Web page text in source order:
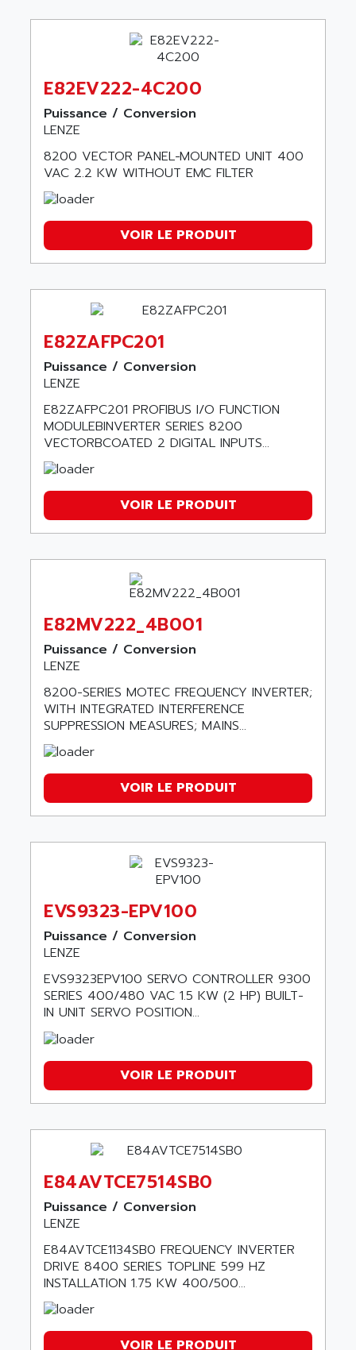
E82EV222-4C200
Puissance / Conversion
LENZE
8200 VECTOR PANEL−MOUNTED UNIT 400
VAC 2.2 KW WITHOUT EMC FILTER
VOIR LE PRODUIT
E82ZAFPC201
Puissance / Conversion
LENZE
E82ZAFPC201 PROFIBUS I/O FUNCTION
MODULEBINVERTER SERIES 8200
VECTORBCOATED 2 DIGITAL INPUTS...
VOIR LE PRODUIT
E82MV222_4B001
Puissance / Conversion
LENZE
8200-SERIES MOTEC FREQUENCY INVERTER;
WITH INTEGRATED INTERFERENCE
SUPPRESSION MEASURES; MAINS...
VOIR LE PRODUIT
EVS9323-EPV100
Puissance / Conversion
LENZE
EVS9323EPV100 SERVO CONTROLLER 9300
SERIES 400/480 VAC 1.5 KW (2 HP) BUILT-
IN UNIT SERVO POSITION...
VOIR LE PRODUIT
E84AVTCE7514SB0
Puissance / Conversion
LENZE
E84AVTCE1134SB0 FREQUENCY INVERTER
DRIVE 8400 SERIES TOPLINE 599 HZ
INSTALLATION 1.75 KW 400/500...
VOIR LE PRODUIT